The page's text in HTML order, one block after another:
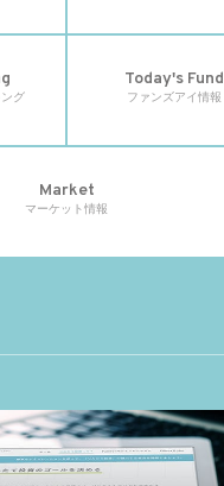
グ
Today's Fund
ファンズアイ情報
Market
マーケット情報